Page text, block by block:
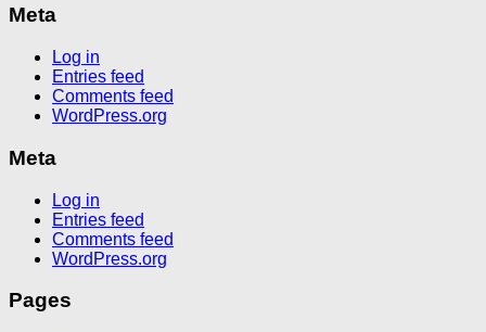
Meta
Log in
Entries feed
Comments feed
WordPress.org
Meta
Log in
Entries feed
Comments feed
WordPress.org
Pages